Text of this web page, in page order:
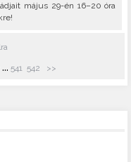
május 29-én 16–20 óra
... 541 542 >>